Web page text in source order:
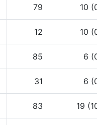
79 10
12 10
85 6
31 6
83 19